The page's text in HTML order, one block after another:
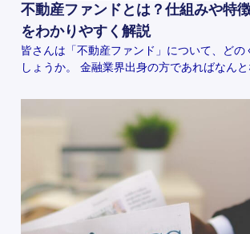
不動産ファンドとは？仕組みや特
をわかりやすく解説
皆さんは「不動産ファンド」について、どの
しょうか。 金融業界出身の方であればなん